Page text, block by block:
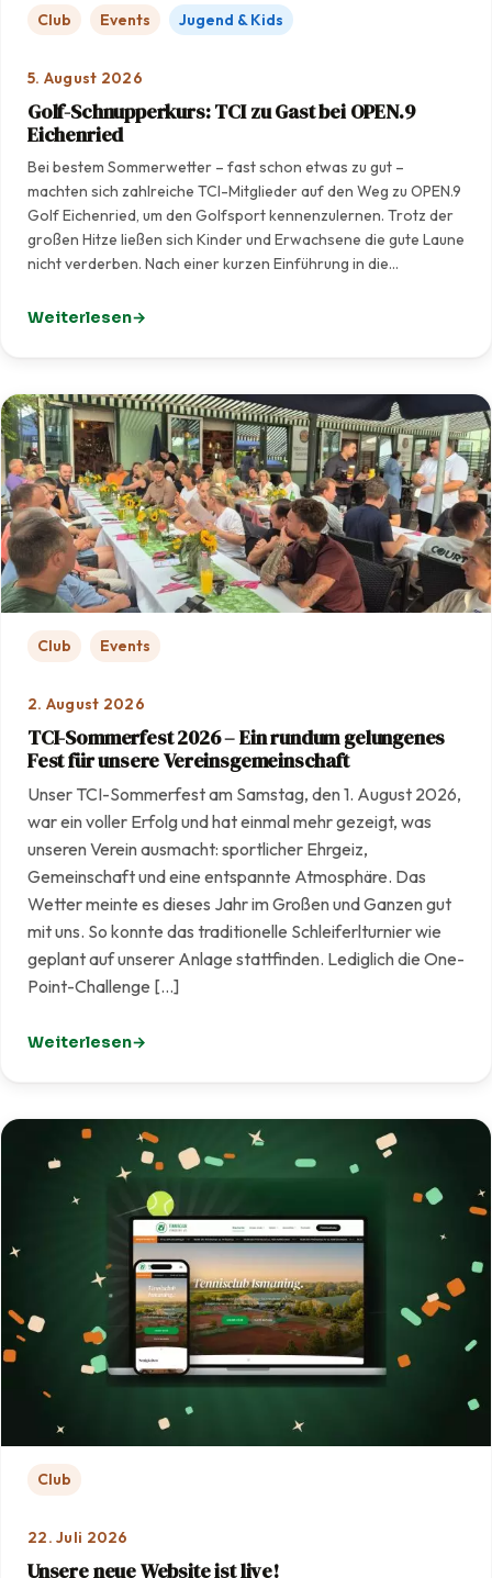
Club Events Jugend & Kids
5. August 2026
Golf-Schnupperkurs: TCI zu Gast bei OPEN.9
Eichenried
Bei bestem Sommerwetter – fast schon etwas zu gut –
machten sich zahlreiche TCI-Mitglieder auf den Weg zu OPEN.9
Golf Eichenried, um den Golfsport kennenzulernen. Trotz der
großen Hitze ließen sich Kinder und Erwachsene die gute Laune
nicht verderben. Nach einer kurzen Einführung in die…
Weiterlesen
: Golf-Schnupperkurs: TCI zu Gast bei OPEN.9
Club Events
2. August 2026
TCI-Sommerfest 2026 – Ein rundum gelungenes
Fest für unsere Vereinsgemeinschaft
Unser TCI-Sommerfest am Samstag, den 1. August 2026,
war ein voller Erfolg und hat einmal mehr gezeigt, was
unseren Verein ausmacht: sportlicher Ehrgeiz,
Gemeinschaft und eine entspannte Atmosphäre. Das
Wetter meinte es dieses Jahr im Großen und Ganzen gut
mit uns. So konnte das traditionelle Schleiferlturnier wie
geplant auf unserer Anlage stattfinden. Lediglich die One-
Point-Challenge […]
Weiterlesen
: TCI-Sommerfest 2026 – Ein rundum gelungenes Fest
Club
22. Juli 2026
Unsere neue Website ist live!